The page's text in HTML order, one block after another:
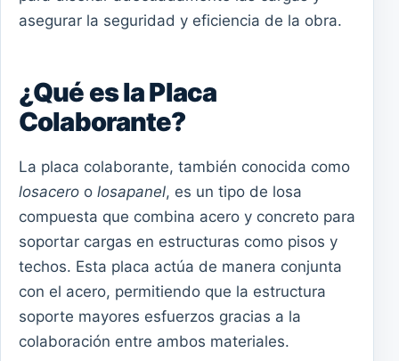
asegurar la seguridad y eficiencia de la obra.
¿Qué es la Placa
Colaborante?
La placa colaborante, también conocida como
losacero o losapanel, es un tipo de losa
compuesta que combina acero y concreto para
soportar cargas en estructuras como pisos y
techos. Esta placa actúa de manera conjunta
con el acero, permitiendo que la estructura
soporte mayores esfuerzos gracias a la
colaboración entre ambos materiales.